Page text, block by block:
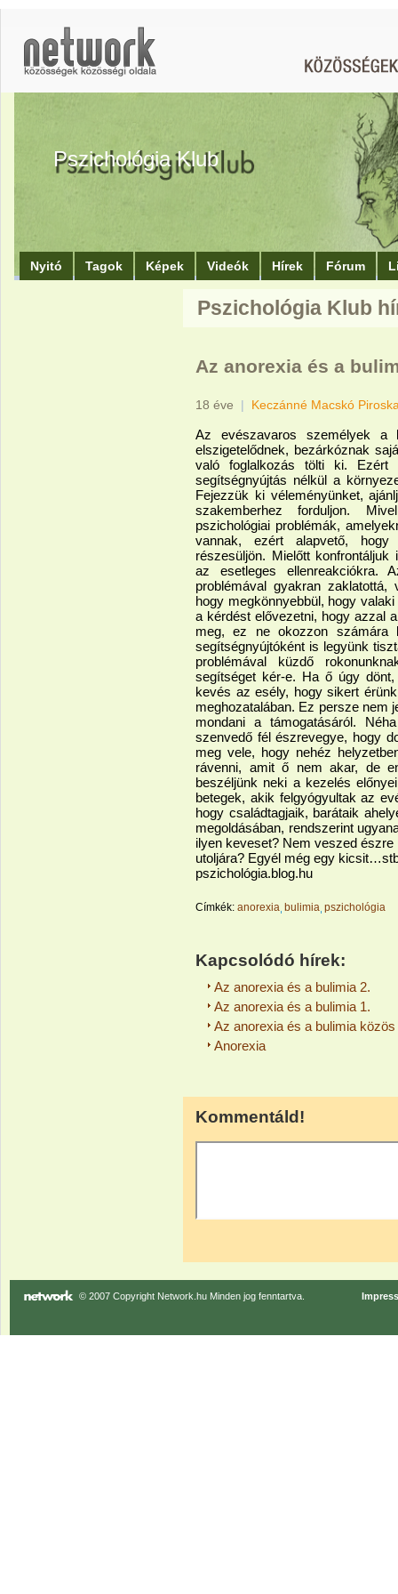
Pszichológia Klub
Nyitó Tagok Képek Videók Hírek Fórum
Pszichológia Klub
Az anorexia és a
18 éve | Keczánné Macskó
Az evészavaros személyek a
elszigetelődnek, bezárkóznak
való foglalkozás tölti ki.
segítségnyújtás nélkül a
Fejezzük ki véleményünket,
szakemberhez forduljon.
pszichológiai problémák,
vannak, ezért alapvető,
részesüljön. Mielőtt
az esetleges ellenreakciókra.
problémával gyakran
hogy megkönnyebbül, hogy
a kérdést elővezetni, hogy azzal
meg, ez ne okozzon számára
segítségnyújtóként is legyünk
problémával küzdő
segítséget kér-e. Ha ő úgy
kevés az esély, hogy sikert
meghozatalában. Ez persze nem
mondani a támogatásáról.
szenvedő fél észrevegye, hogy
meg vele, hogy nehéz
rávenni, amit ő nem akar, de
beszéljünk neki a kezelés
betegek, akik felgyógyultak az
hogy családtagjaik, barátaik
megoldásában, rendszerint
ilyen keveset? Nem veszed
utoljára? Egyél még egy
pszichológia.blog.hu
Címkék: anorexia bulimia pszichológia
Kapcsolódó hírek:
Az anorexia és a bulimia 2.
Az anorexia és a bulimia 1.
Az anorexia és a bulimia
Anorexia
Kommentáld!
© 2007 Copyright Network.hu Minden jog fenntartva.